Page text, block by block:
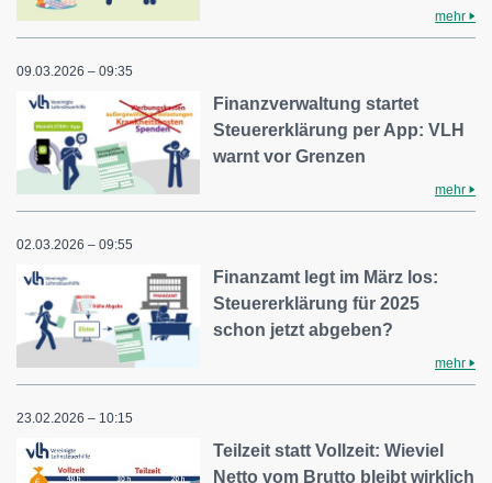
mehr
09.03.2026 – 09:35
Finanzverwaltung startet
Steuererklärung per App: VLH
warnt vor Grenzen
mehr
02.03.2026 – 09:55
Finanzamt legt im März los:
Steuererklärung für 2025
schon jetzt abgeben?
mehr
23.02.2026 – 10:15
Teilzeit statt Vollzeit: Wieviel
Netto vom Brutto bleibt wirklich